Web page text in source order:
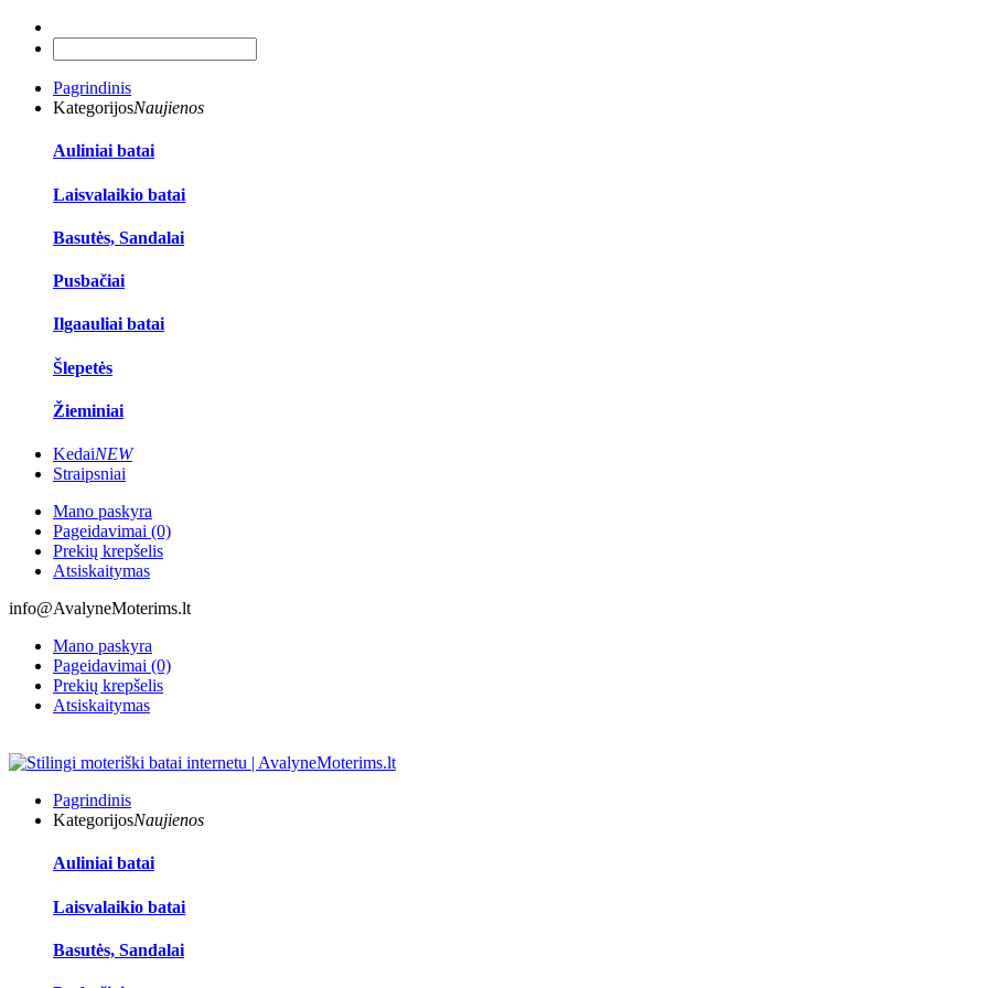
Pagrindinis
KategorijosNaujienos
Auliniai batai
Laisvalaikio batai
Basutės, Sandalai
Pusbačiai
Ilgaauliai batai
Šlepetės
Žieminiai
KedaiNEW
Straipsniai
Mano paskyra
Pageidavimai (0)
Prekių krepšelis
Atsiskaitymas
info@AvalyneMoterims.lt
Mano paskyra
Pageidavimai (0)
Prekių krepšelis
Atsiskaitymas
Pagrindinis
KategorijosNaujienos
Auliniai batai
Laisvalaikio batai
Basutės, Sandalai